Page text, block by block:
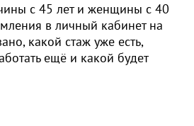
с 45 лет и женщины с 40
в личный кабинет на
какой стаж уже есть,
ещё и какой будет